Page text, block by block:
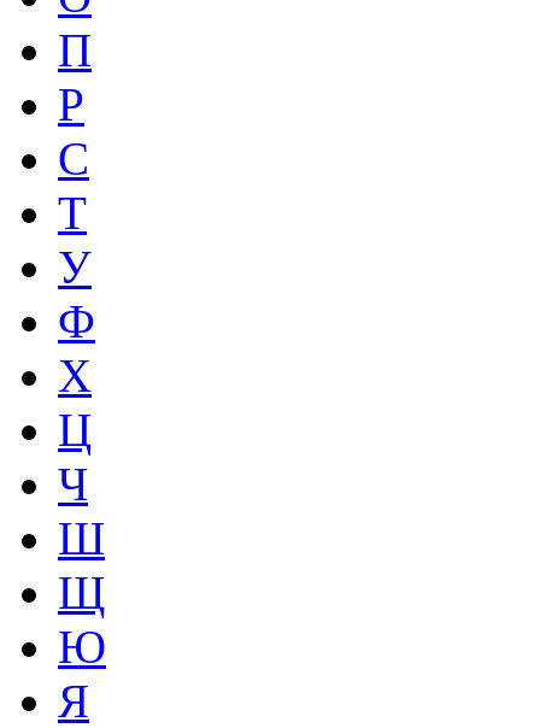
П
Р
С
Т
У
Ф
Х
Ц
Ч
Ш
Щ
Ю
Я